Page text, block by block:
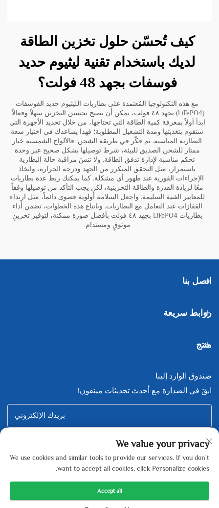
كيف تُحسّن حلول تخزين الطاقة
لديك باستخدام تقنية ليثيوم حديد
فوسفات بجهد 48 فولت؟
مع هذه التكنولوجيا المُعتمدة على بطاريات الليثيوم حديد الفوسفات
(LiFePO4) بجهد ٤٨ فولت، يمكن أن يصبح تحسين التخزين سهلاً وفعالاً.
ابدأ أولاً بمعرفة كمية الطاقة التي تحتاجها، من خلال تحديد الأجهزة التي
ستقوم بتغذيتها ومدة التشغيل المطلوبة؛ فهذا يساعدك في اختيار سعة
البطارية المناسبة. ثم فكّر في طريقة الشحن: فالألواح الشمسية خيار
ممتاز للشحن الصديق للبيئة، شرط توصيلها بشكل صحيح عبر وحدة
تحكم مناسبة لإدارة تدفق الطاقة. ولا تنسَ مراقبة حالة البطارية
باستمرار، مثل التحقق المتكرر من الجهد ودرجة الحرارة، واتخاذ
الإجراءات الفورية عند ظهور أي مشكلة. كما يمكنك ربط عدة بطاريات
معًا لزيادة القدرة والطاقة التخزينية، لكن يجب التأكد من توصيلها وفقاً
للمعايير الفنية السليمة. واجعل السلامة أولوية قصوى دائماً، مثل ارتداء
القفازات عند التعامل مع البطاريات. وباتباع هذه الخطوات، تضمن أداء
بطاريات LiFePO4 بجهد ٤٨ فولت بأفضل صورة ممكنة، لتوفير تخزينٍ
موثوقٍ ومستدام.
اتصل بنا
روابط سريعة
منتج
صندوق الوارد إلينا
ابقَ في الصدارة مع أحدث تحديثات مينفون!
بريدك الإلكتروني
Subscribe
We value your privacy
We use cookies and similar tools to provide our services. If you don't
want to accept all cookies, click Personalize cookies.
Accept all